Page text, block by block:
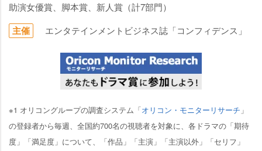
助演女優賞、脚本賞、新人賞（計7部門）
主催 エンタテインメントビジネス誌「コンフィデンス」
※1 オリコングループの調査システム「オリコン・モニターリサーチ 」
の登録者から毎週、全国約700名の視聴者を対象に、各ドラマの「期待
度」「満足度」について、「作品」「主演」「主演以外」「セリフ」